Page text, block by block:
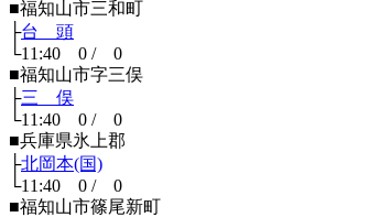
■福知山市三和町
├台 頭
└11:40 0 / 0
■福知山市字三俣
├三 俣
└11:40 0 / 0
■兵庫県氷上郡
├北岡本(国)
└11:40 0 / 0
■福知山市篠尾新町